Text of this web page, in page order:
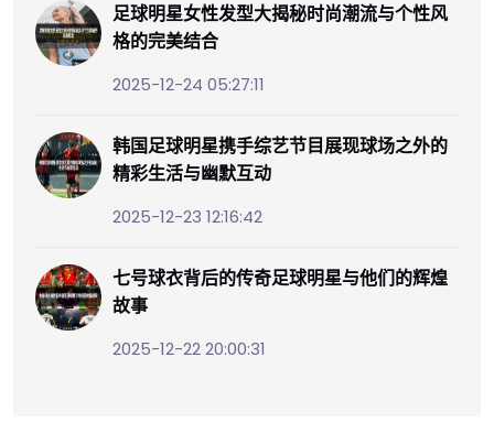
足球明星女性发型大揭秘时尚潮流与个性风
格的完美结合
2025-12-24 05:27:11
韩国足球明星携手综艺节目展现球场之外的
精彩生活与幽默互动
2025-12-23 12:16:42
七号球衣背后的传奇足球明星与他们的辉煌
故事
2025-12-22 20:00:31